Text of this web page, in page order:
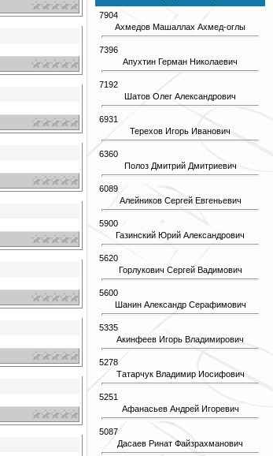
7904
Ахмедов Машаллах Ахмед-оглы
7396
Апухтин Герман Николаевич
7192
Шатов Олег Александрович
6931
Терехов Игорь Иванович
6360
Полоз Дмитрий Дмитриевич
6089
Алейников Сергей Евгеньевич
5900
Газинский Юрий Александрович
5620
Горлукович Сергей Вадимович
5600
Шанин Александр Серафимович
5335
Акинфеев Игорь Владимирович
5278
Татарчук Владимир Иосифович
5251
Афанасьев Андрей Игоревич
5087
Дасаев Ринат Файзрахманович